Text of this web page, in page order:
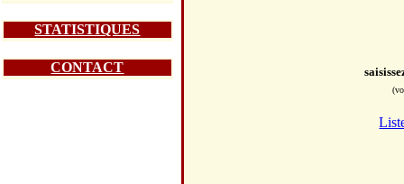
STATISTIQUES
CONTACT